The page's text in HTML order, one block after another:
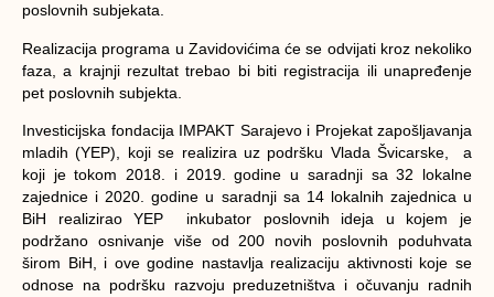
poslovnih subjekata.
Realizacija programa u Zavidovićima će se odvijati kroz nekoliko
faza, a krajnji rezultat trebao bi biti registracija ili unapređenje
pet poslovnih subjekta.
Investicijska fondacija IMPAKT Sarajevo i Projekat zapošljavanja
mladih (YEP), koji se realizira uz podršku Vlada Švicarske, a
koji je tokom 2018. i 2019. godine u saradnji sa 32 lokalne
zajednice i 2020. godine u saradnji sa 14 lokalnih zajednica u
BiH realizirao YEP inkubator poslovnih ideja u kojem je
podržano osnivanje više od 200 novih poslovnih poduhvata
širom BiH, i ove godine nastavlja realizaciju aktivnosti koje se
odnose na podršku razvoju preduzetništva i očuvanju radnih